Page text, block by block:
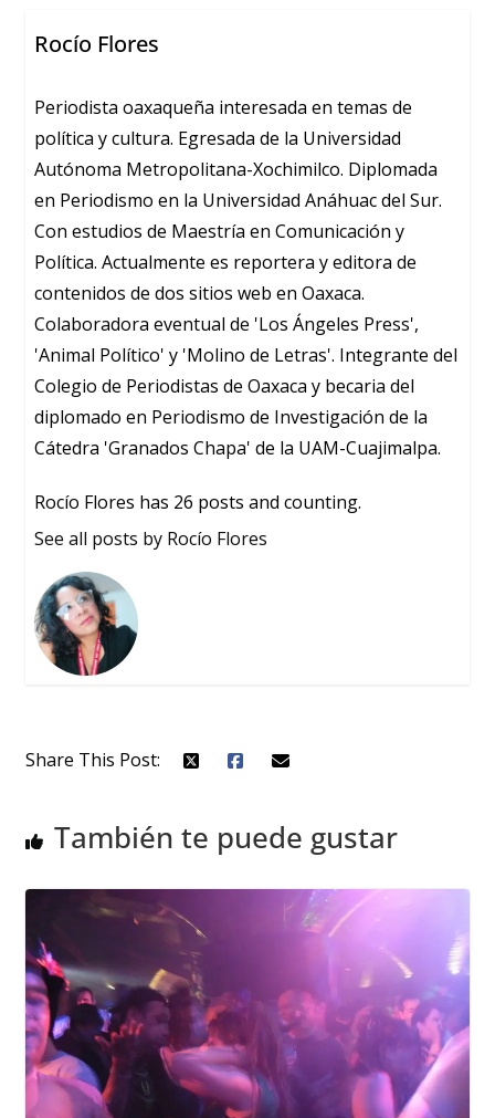
Rocío Flores
Periodista oaxaqueña interesada en temas de
política y cultura. Egresada de la Universidad
Autónoma Metropolitana-Xochimilco. Diplomada
en Periodismo en la Universidad Anáhuac del Sur.
Con estudios de Maestría en Comunicación y
Política. Actualmente es reportera y editora de
contenidos de dos sitios web en Oaxaca.
Colaboradora eventual de 'Los Ángeles Press',
'Animal Político' y 'Molino de Letras'. Integrante del
Colegio de Periodistas de Oaxaca y becaria del
diplomado en Periodismo de Investigación de la
Cátedra 'Granados Chapa' de la UAM-Cuajimalpa.
Rocío Flores has 26 posts and counting.
See all posts by Rocío Flores
Share This Post:
También te puede gustar